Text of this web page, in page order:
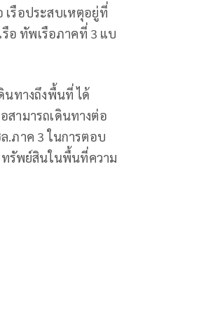
เรือประสบเหตุอยู่ที่
อ ทัพเรือภาคที่ 3 แบ
นทางถึงพื้นที่ ได้
สามารถเดินทางต่อ
.ภาค 3 ในการตอบ
รัพย์สินในพื้นที่ความ